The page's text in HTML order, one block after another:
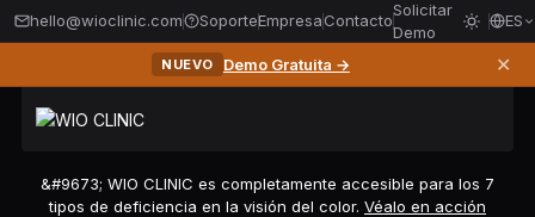
hello@wioclinic.com SoporteEmpresaContacto
Solicitar
Demo
ES
NUEVO Demo Gratuita → ✕
&#9673; WIO CLINIC es completamente accesible para los 7
tipos de deficiencia en la visión del color. Véalo en acción